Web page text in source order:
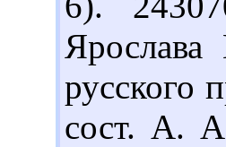
русского
сост. А.